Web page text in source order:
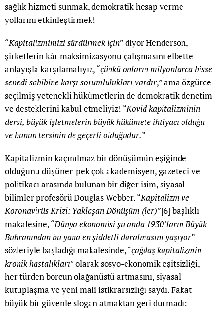
sağlık hizmeti sunmak, demokratik hesap verme
yollarını etkinleştirmek!
“Kapitalizmimizi sürdürmek için” diyor Henderson,
şirketlerin kâr maksimizasyonu çalışmasını elbette
anlayışla karşılamalıyız, “çünkü onların milyonlarca hisse
senedi sahibine karşı sorumlulukları vardır,” ama özgürce
seçilmiş yetenekli hükümetlerin de demokratik denetim
ve desteklerini kabul etmeliyiz! “Kovid kapitalizminin
dersi, büyük işletmelerin büyük hükümete ihtiyacı olduğu
ve bunun tersinin de geçerli olduğudur.”
Kapitalizmin kaçınılmaz bir dönüşümün eşiğinde
olduğunu düşünen pek çok akademisyen, gazeteci ve
politikacı arasında bulunan bir diğer isim, siyasal
bilimler profesörü Douglas Webber. “Kapitalizm ve
Koronavirüs Krizi: Yaklaşan Dönüşüm (ler)”[6] başlıklı
makalesine, “Dünya ekonomisi şu anda 1930’ların Büyük
Buhranından bu yana en şiddetli daralmasını yaşıyor”
sözleriyle başladığı makalesinde, “çağdaş kapitalizmin
kronik hastalıkları” olarak sosyo-ekonomik eşitsizliği,
her türden borcun olağanüstü artmasını, siyasal
kutuplaşma ve yeni mali istikrarsızlığı saydı. Fakat
büyük bir güvenle slogan atmaktan geri durmadı: